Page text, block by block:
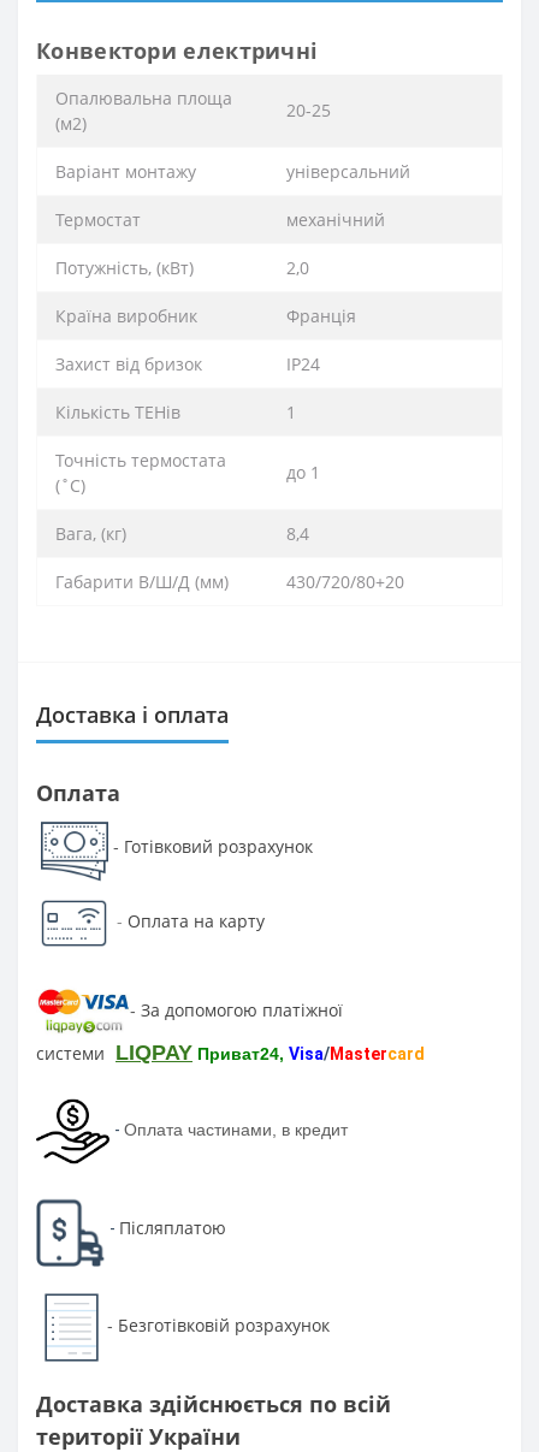
Конвектори електричні
Опалювальна площа
(м2)
20-25
Варіант монтажу універсальний
Термостат механічний
Потужність, (кВт) 2,0
Країна виробник Франція
Захист від бризок IP24
Кількість ТЕНів 1
Точність термостата
(˚С)
до 1
Вага, (кг) 8,4
Габарити В/Ш/Д (мм) 430/720/80+20
Доставка і оплата
Оплата
- Готівковий розрахунок
- Оплата на карту
- За допомогою платіжної
системи LIQPAY Приват24, Visa/Mastercard
- Оплата частинами, в кредит
- Післяплатою
- Безготівковій розрахунок
Доставка здійснюється по всій
території України